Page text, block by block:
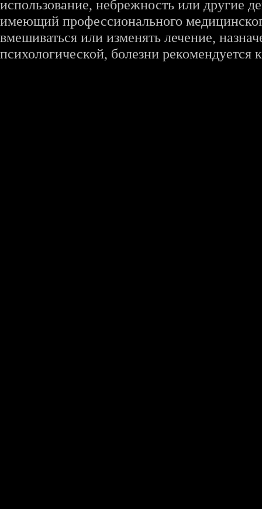
использование, небрежность или другие
имеющий профессионального
вмешиваться или изменять лечение,
психологической, болезни рекомендуется